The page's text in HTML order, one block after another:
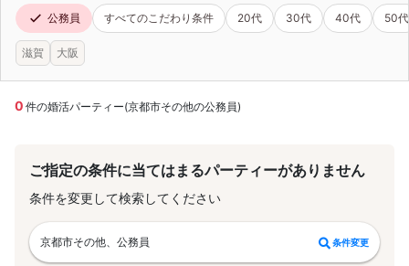
公務員 すべてのこだわり条件 20代 30代 40代 50代
滋賀 大阪
0 件の婚活パーティー(京都市その他の公務員)
ご指定の条件に当てはまるパーティーがありません
条件を変更して検索してください
京都市その他、公務員 条件変更